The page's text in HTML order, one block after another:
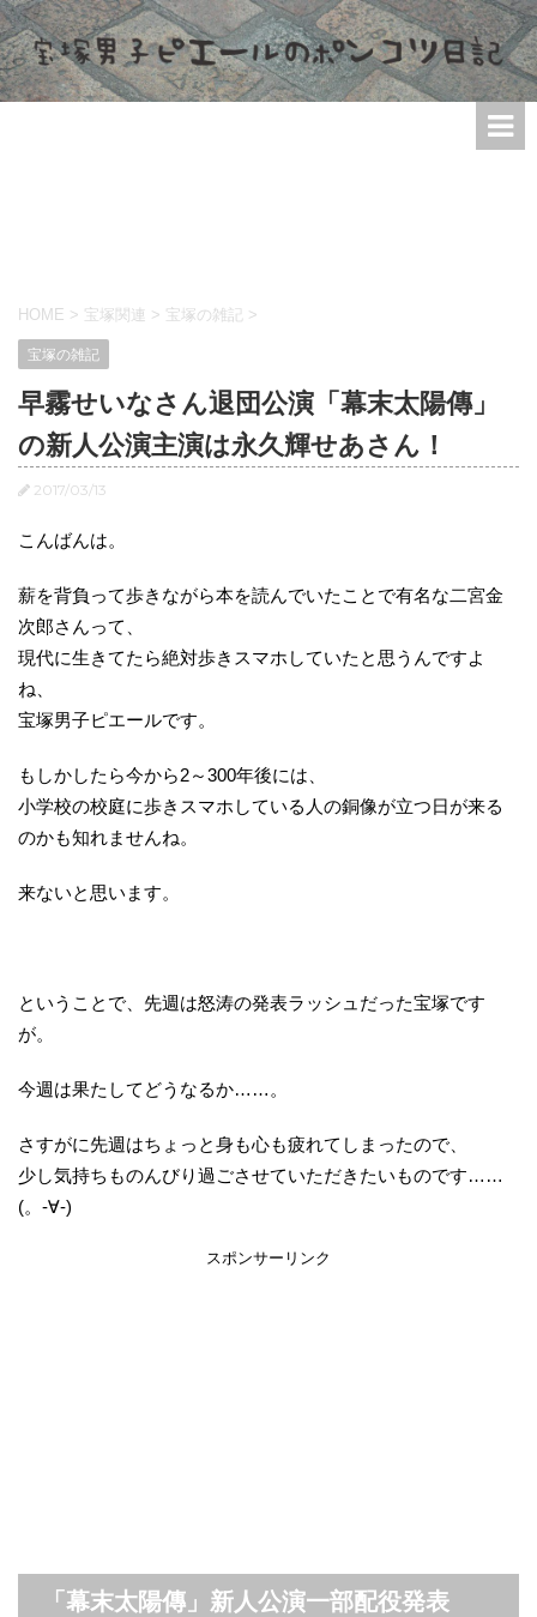
HOME > 宝塚関連 > 宝塚の雑記 >
宝塚の雑記
早霧せいなさん退団公演「幕末太陽傳」
の新人公演主演は永久輝せあさん！
2017/03/13
こんばんは。
薪を背負って歩きながら本を読んでいたことで有名な二宮金
次郎さんって、
現代に生きてたら絶対歩きスマホしていたと思うんですよ
ね、
宝塚男子ピエールです。
もしかしたら今から2～300年後には、
小学校の校庭に歩きスマホしている人の銅像が立つ日が来る
のかも知れませんね。
来ないと思います。
ということで、先週は怒涛の発表ラッシュだった宝塚です
が。
今週は果たしてどうなるか……。
さすがに先週はちょっと身も心も疲れてしまったので、
少し気持ちものんびり過ごさせていただきたいものです……
(。-∀-)
スポンサーリンク
「幕末太陽傳」新人公演一部配役発表